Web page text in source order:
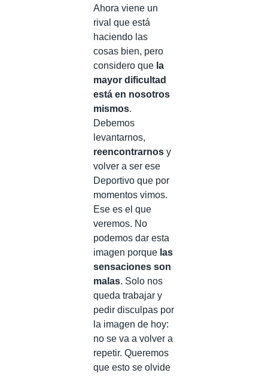
Ahora viene un
rival que está
haciendo las
cosas bien, pero
considero que la
mayor dificultad
está en nosotros
mismos.
Debemos
levantarnos,
reencontrarnos y
volver a ser ese
Deportivo que por
momentos vimos.
Ese es el que
veremos. No
podemos dar esta
imagen porque las
sensaciones son
malas. Solo nos
queda trabajar y
pedir disculpas por
la imagen de hoy:
no se va a volver a
repetir. Queremos
que esto se olvide